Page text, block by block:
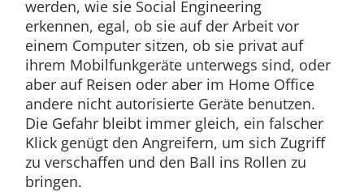
werden, wie sie Social Engineering
erkennen, egal, ob sie auf der Arbeit vor
einem Computer sitzen, ob sie privat auf
ihrem Mobilfunkgeräte unterwegs sind, oder
aber auf Reisen oder aber im Home Office
andere nicht autorisierte Geräte benutzen.
Die Gefahr bleibt immer gleich, ein falscher
Klick genügt den Angreifern, um sich Zugriff
zu verschaffen und den Ball ins Rollen zu
bringen.